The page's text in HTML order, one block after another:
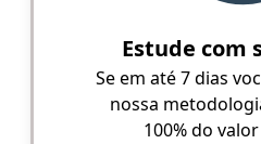
Estude com
Se em até 7 dias
nossa
100% do